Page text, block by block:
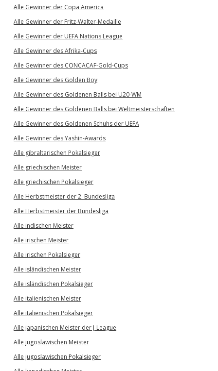
Alle Gewinner der Copa America
Alle Gewinner der Fritz-Walter-Medaille
Alle Gewinner der UEFA Nations League
Alle Gewinner des Afrika-Cups
Alle Gewinner des CONCACAF-Gold-Cups
Alle Gewinner des Golden Boy
Alle Gewinner des Goldenen Balls bei U20-WM
Alle Gewinner des Goldenen Balls bei Weltmeisterschaften
Alle Gewinner des Goldenen Schuhs der UEFA
Alle Gewinner des Yashin-Awards
Alle gibraltarischen Pokalsieger
Alle griechischen Meister
Alle griechischen Pokalsieger
Alle Herbstmeister der 2. Bundesliga
Alle Herbstmeister der Bundesliga
Alle indischen Meister
Alle irischen Meister
Alle irischen Pokalsieger
Alle isländischen Meister
Alle isländischen Pokalsieger
Alle italienischen Meister
Alle italienischen Pokalsieger
Alle japanischen Meister der J-League
Alle jugoslawischen Meister
Alle jugoslawischen Pokalsieger